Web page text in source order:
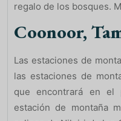
regalo de los bosques.
Coonoor,
Las estaciones de
las estaciones de
que encontrará en el
estación de montaña